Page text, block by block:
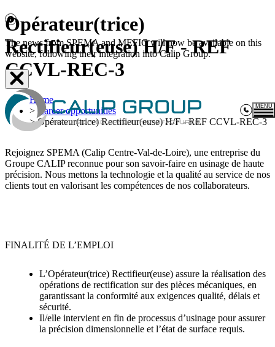
The news from SPEMA and MEFIC will now be available on this
website, following their integration into Calip Group.
Bugatti -
14370
MENU
Opérateur(trice)
Rectifieur(euse) H/F - REF
CCVL-REC-3
Home
>Career opportunities
>Opérateur(trice) Rectifieur(euse) H/F - REF CCVL-REC-3
Rejoignez SPEMA (Calip Centre-Val-de-Loire), une entreprise du
Groupe CALIP reconnue pour son savoir-faire en usinage de haute
précision. Nous mettons la technologie et la qualité au service de nos
clients tout en valorisant les compétences de nos collaborateurs.
FINALITÉ DE L’EMPLOI
L’Opérateur(trice) Rectifieur(euse) assure la réalisation des
opérations de rectification sur des pièces mécaniques, en
garantissant la conformité aux exigences qualité, délais et
sécurité.
Il/elle intervient en fin de processus d’usinage pour assurer
la précision dimensionnelle et l’état de surface requis.